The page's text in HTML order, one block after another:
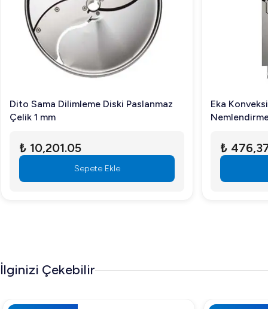
3. Makinede hangi tür hamurlar yoğrulabilir?
Ekmek, pizza, simit gibi farklı hamur türlerini yoğurmak
4. Makinenin bakımı nasıl yapılmalıdır?
Paslanmaz çelik yüzeyi düzenli olarak temizleyerek ve
Öztiryakiler Hamur Yoğurma Makinesi, verimlilik ve
Dito Sama Dilimleme Diski Paslanmaz
Çelik 1 mm
₺ 10,201.05
Sepete Ekle
Eka
₺
İlginizi Çekebilir